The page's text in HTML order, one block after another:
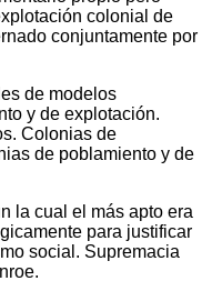
colonial de
conjuntamente por
de modelos
y de explotación.
Colonias de
de poblamiento y de
la cual el más apto era
para justificar
social. Supremacia